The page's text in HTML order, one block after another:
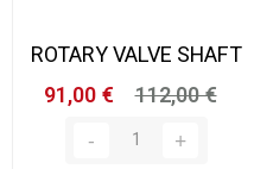
ROTARY VALVE SHAFT
91,00 €
112,00 €